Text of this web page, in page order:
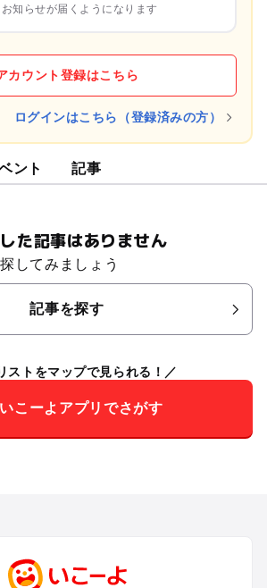
知らせが届くようになります
カウント登録はこちら
ログインはこちら（登録済みの方）
ント 記事
た記事はありません
してみましょう
記事を探す
ストをマップで見られる！
いこーよアプリでさがす